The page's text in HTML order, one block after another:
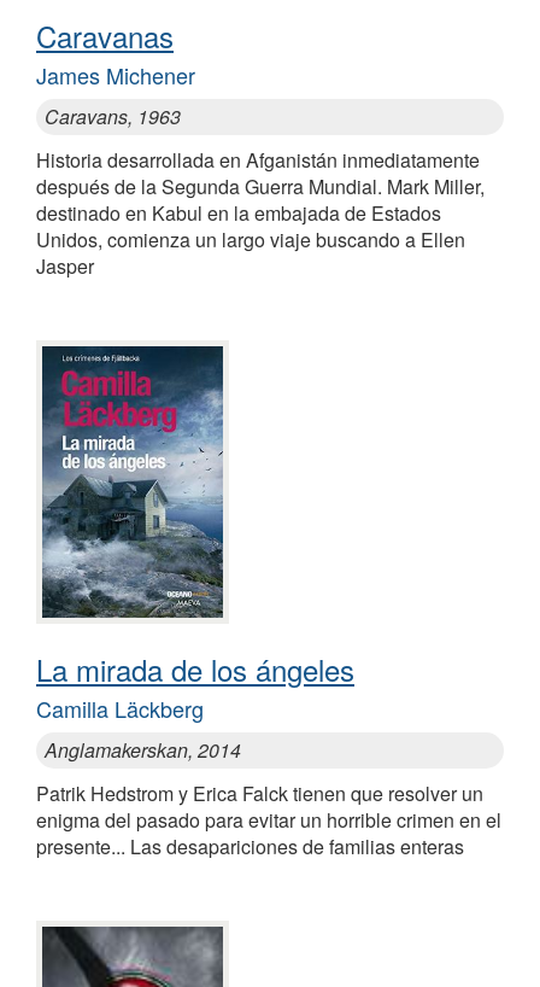
Caravanas
James Michener
Caravans, 1963
Historia desarrollada en Afganistán inmediatamente
después de la Segunda Guerra Mundial. Mark Miller,
destinado en Kabul en la embajada de Estados
Unidos, comienza un largo viaje buscando a Ellen
Jasper
La mirada de los ángeles
Camilla Läckberg
Anglamakerskan, 2014
Patrik Hedstrom y Erica Falck tienen que resolver un
enigma del pasado para evitar un horrible crimen en el
presente... Las desapariciones de familias enteras